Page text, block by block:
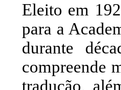
Eleito em
para a
durante
compreende
tradução,